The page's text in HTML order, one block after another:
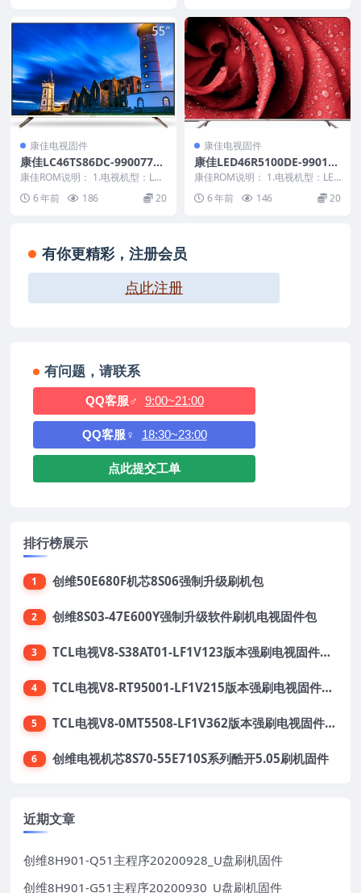
康佳电视固件
康佳LC46TS86DC-99007732
-V1.1.02原厂系统刷机电视固
件包下载
康佳ROM说明： 1.电视机型：LC4
6TS86DC 2.物料号：9900773...
6 年前 186 20
康佳电视固件
康佳LED46R5100DE-990105
40-V1.0.03原厂系统刷机电视
固件包下载
康佳ROM说明： 1.电视机型：LED
46R5100DE 2.物料号：99010...
6 年前 146 20
有你更精彩，注册会员
点此注册
有问题，请联系
QQ客服♂ 9:00~21:00
QQ客服♀ 18:30~23:00
点此提交工单
排行榜展示
1 创维50E680F机芯8S06强制升级刷机包
2 创维8S03-47E600Y强制升级软件刷机电视固件包
3 TCL电视V8-S38AT01-LF1V123版本强刷电视固件包下载
4 TCL电视V8-RT95001-LF1V215版本强刷电视固件包下载
5 TCL电视V8-0MT5508-LF1V362版本强刷电视固件包下载
6 创维电视机芯8S70-55E710S系列酷开5.05刷机固件
近期文章
创维8H901-Q51主程序20200928_U盘刷机固件
创维8H901-G51主程序20200930_U盘刷机固件